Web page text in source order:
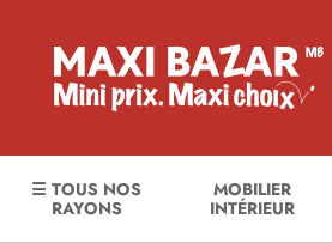
☰ TOUS NOS
RAYONS
MOBILIER
INTÉRIEUR